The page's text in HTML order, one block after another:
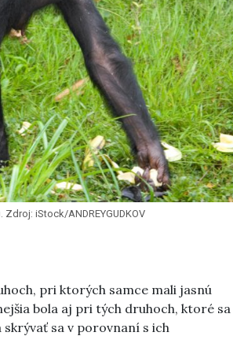
iStock/ANDREYGUDKOV
pri ktorých samce mali jasnú
bola aj pri tých druhoch, ktoré sa
skrývať sa v porovnaní s ich